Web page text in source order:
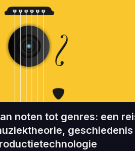
noten tot genres: een
geschiedenis